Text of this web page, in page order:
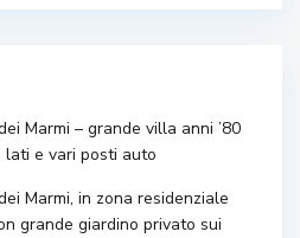
Marmi – grande villa anni ’80
e vari posti auto
Marmi, in zona residenziale
grande giardino privato sui